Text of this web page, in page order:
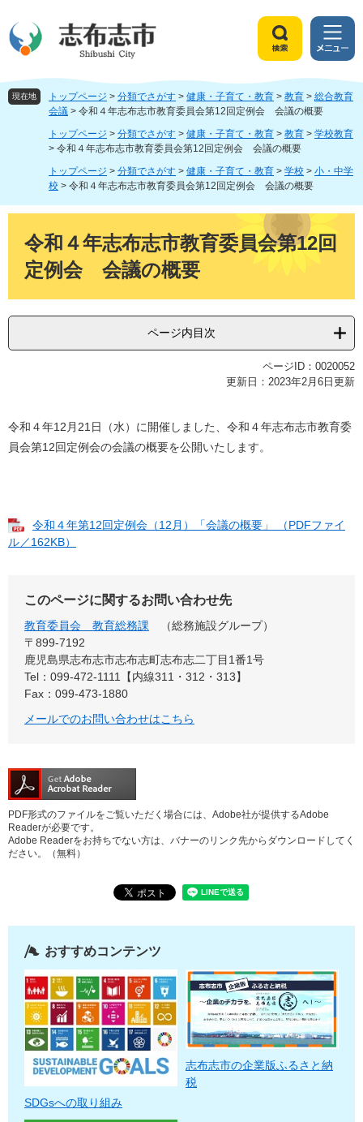
ジ
頭
ュ
飛
索
メ
ニ
ュ
ー
現在地 トップページ > 分類でさがす > 健康・子育て・教育 > 教育 > 総合教育
会議 > 令和４年志布志市教育委員会第12回定例会 会議の概要
トップページ > 分類でさがす > 健康・子育て・教育 > 教育 > 学校教育
> 令和４年志布志市教育委員会第12回定例会 会議の概要
トップページ > 分類でさがす > 健康・子育て・教育 > 学校 > 小・中学
校 > 令和４年志布志市教育委員会第12回定例会 会議の概要
令和４年志布志市教育委員会第12回
定例会 会議の概要
ページ内目次
ページID：0020052
更新日：2023年2月6日更新
令和４年12月21日（水）に開催しました、令和４年志布志市教育委
員会第12回定例会の会議の概要を公開いたします。
令和４年第12回定例会（12月）「会議の概要」 （PDFファイ
ル／162KB）
このページに関するお問い合わせ先
教育委員会 教育総務課
総務施設グループ
〒899-7192
鹿児島県志布志市志布志町志布志二丁目1番1号
Tel：099-472-1111【内線311・312・313】
Fax：099-473-1880
メールでのお問い合わせはこちら
PDF形式のファイルをご覧いただく場合には、Adobe社が提供するAdobe
Readerが必要です。
Adobe Readerをお持ちでない方は、バナーのリンク先からダウンロードしてく
ださい。（無料）
おすすめコンテンツ
SDGsへの取り組み
志布志市の企業版ふるさと納
税